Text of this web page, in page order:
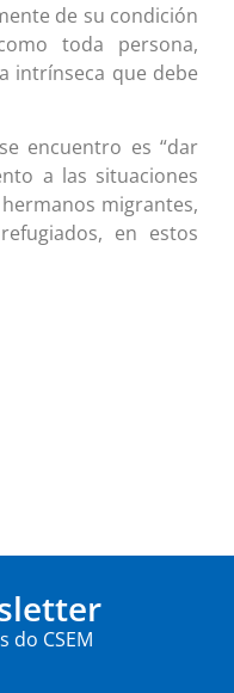
de su condición
toda persona,
intrínseca que debe
encuentro es “dar
a las situaciones
migrantes,
en estos
do CSEM